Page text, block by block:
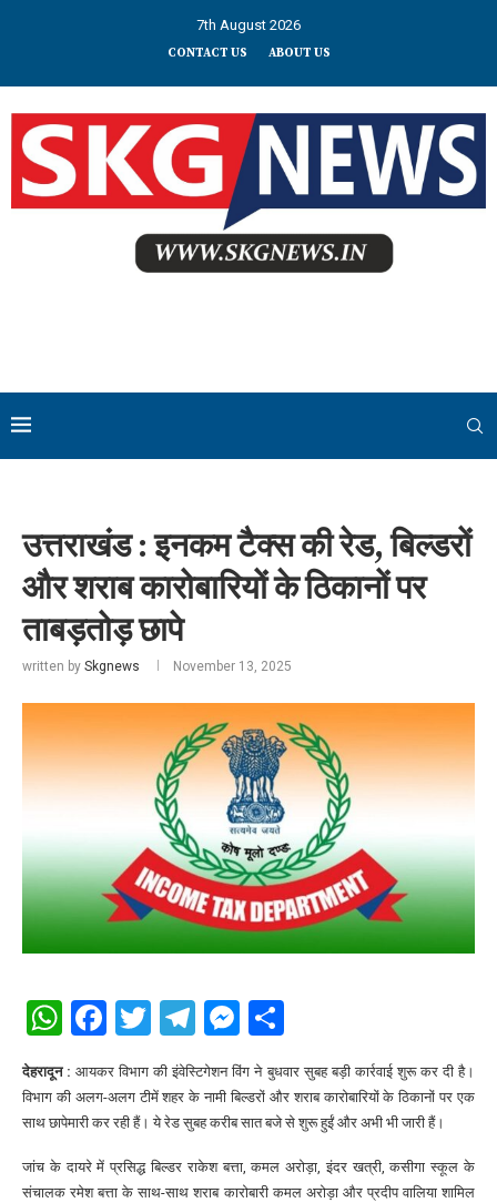
7th August 2026
CONTACT US ABOUT US
उत्तराखंड : इनकम टैक्स की रेड, बिल्डरों
और शराब कारोबारियों के ठिकानों पर
ताबड़तोड़ छापे
written by Skgnews November 13, 2025
WhatsApp
Facebook
Twitter
Telegram
Messenger
देहरादून : आयकर विभाग की इंवेस्टिगेशन विंग ने बुधवार सुबह बड़ी कार्रवाई शुरू कर दी है।
विभाग की अलग-अलग टीमें शहर के नामी बिल्डरों और शराब कारोबारियों के ठिकानों पर एक
साथ छापेमारी कर रही हैं। ये रेड सुबह करीब सात बजे से शुरू हुईं और अभी भी जारी हैं।
जांच के दायरे में प्रसिद्ध बिल्डर राकेश बत्ता, कमल अरोड़ा, इंदर खत्री, कसीगा स्कूल के
संचालक रमेश बत्ता के साथ-साथ शराब कारोबारी कमल अरोड़ा और प्रदीप वालिया शामिल